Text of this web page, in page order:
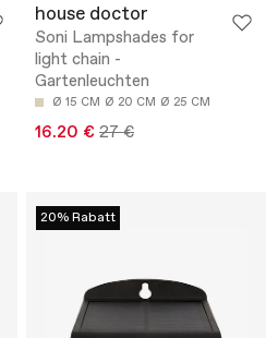
house doctor
Soni Lampshades for
light chain -
Gartenleuchten
Ø 15 CM Ø 20 CM Ø 25 CM
16.20 € 27 €
20% Rabatt